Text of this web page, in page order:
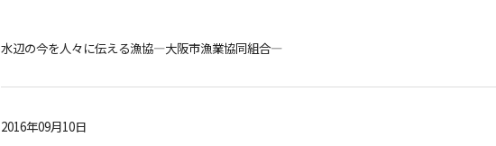
水辺の今を人々に伝える漁協―大阪市漁業協同組合―
2016年09月10日